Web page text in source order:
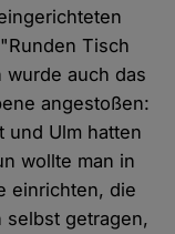
Tisch
wurde auch das
angestoßen:
und Ulm hatten
wollte man in
einrichten, die
selbst getragen,